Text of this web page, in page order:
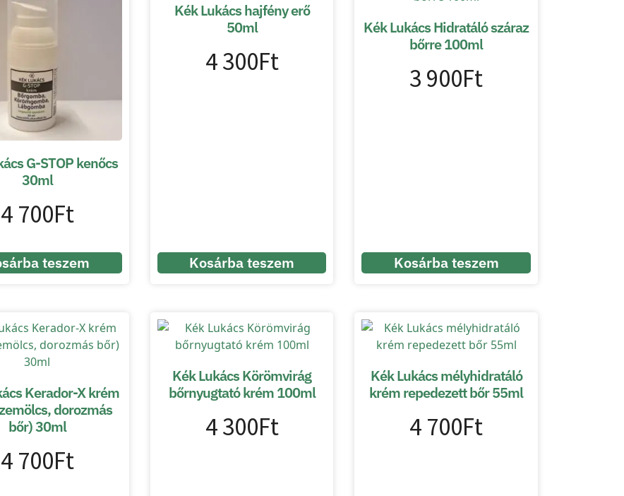
G-STOP kenőcs
30ml
4 700Ft
teszem
Kék Lukács hajfény erő
50ml
4 300Ft
Kosárba teszem
Kék Lukács Hidratáló száraz
bőrre 100ml
3 900Ft
Kosárba teszem
Kerador-X krém
dorozmás
bőr) 30ml
4 700Ft
Kék Lukács Körömvirág
bőrnyugtató krém 100ml
4 300Ft
Kék Lukács mélyhidratáló
krém repedezett bőr 55ml
4 700Ft